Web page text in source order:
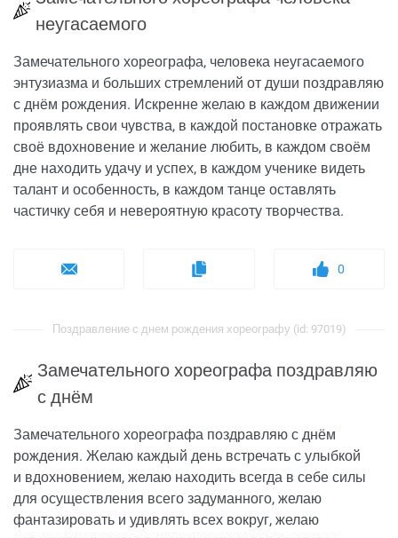
неугасаемого
Замечательного хореографа, человека неугасаемого
энтузиазма и больших стремлений от души поздравляю
с днём рождения. Искренне желаю в каждом движении
проявлять свои чувства, в каждой постановке отражать
своё вдохновение и желание любить, в каждом своём
дне находить удачу и успех, в каждом ученике видеть
талант и особенность, в каждом танце оставлять
частичку себя и невероятную красоту творчества.
0
Поздравление с днем рождения хореографу (id: 97019)
Замечательного хореографа поздравляю
с днём
Замечательного хореографа поздравляю с днём
рождения. Желаю каждый день встречать с улыбкой
и вдохновением, желаю находить всегда в себе силы
для осуществления всего задуманного, желаю
фантазировать и удивлять всех вокруг, желаю